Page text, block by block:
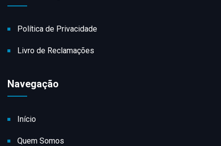
Política de Privacidade
Livro de Reclamações
Navegação
Início
Quem Somos